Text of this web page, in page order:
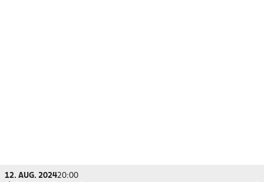
12. AUG. 202420:00